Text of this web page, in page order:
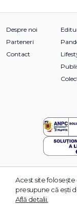
Despre noi
Parteneri
Contact
© 2026 Grupul
Acest site
presupune că eşti
Află detalii.